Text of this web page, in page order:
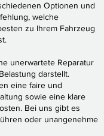
Optionen und
welche
zu Ihrem Fahrzeug
unerwartete Reparatur
darstellt.
eine faire und
sowie eine klare
Bei uns gibt es
oder unangenehme